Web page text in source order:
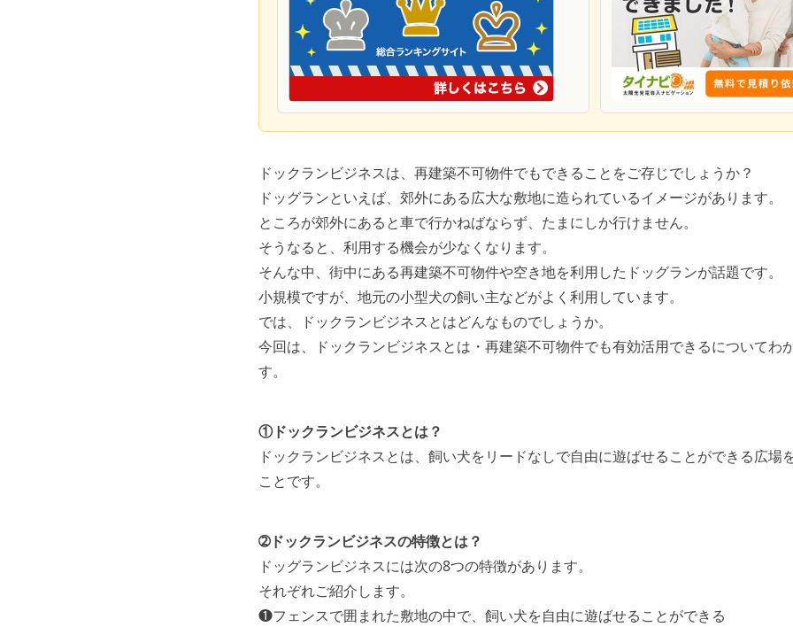
ドックランビジネスは、再建築不可物件でもできることをご存じでしょうか？
ドッグランといえば、郊外にある広大な敷地に造られているイメージがあります。
ところが郊外にあると車で行かねばならず、たまにしか行けません。
そうなると、利用する機会が少なくなります。
そんな中、街中にある再建築不可物件や空き地を利用したドッグランが話題です。
小規模ですが、地元の小型犬の飼い主などがよく利用しています。
では、ドックランビジネスとはどんなものでしょうか。
今回は、ドックランビジネスとは・再建築不可物件でも有効活用できるについてわ
す。
①ドックランビジネスとは？
ドックランビジネスとは、飼い犬をリードなしで自由に遊ばせることができる広場
ことです。
➁ドックランビジネスの特徴とは？
ドッグランビジネスには次の8つの特徴があります。
それぞれご紹介します。
❶フェンスで囲まれた敷地の中で、飼い犬を自由に遊ばせることができる